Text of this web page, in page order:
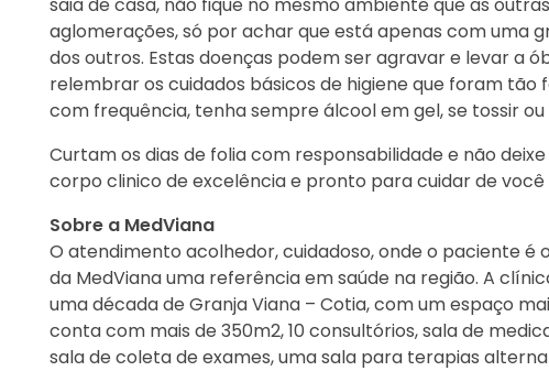
aglomerações, só por achar que está apenas com uma
dos outros. Estas doenças podem ser agravar e levar a
relembrar os cuidados básicos de higiene que foram
com frequência, tenha sempre álcool em gel, se tossir
Curtam os dias de folia com responsabilidade e não
corpo clinico de excelência e pronto para cuidar de você
Sobre a MedViana
O atendimento acolhedor, cuidadoso, onde o paciente
da MedViana uma referência em saúde na região. A
uma década de Granja Viana – Cotia, com um espaço
conta com mais de 350m2, 10 consultórios, sala de
sala de coleta de exames, uma sala para terapias